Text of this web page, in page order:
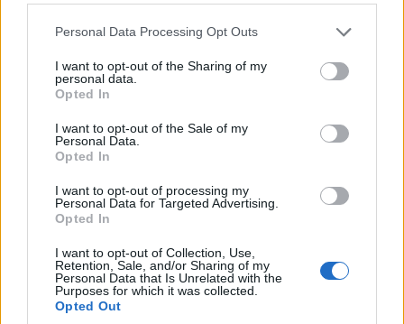
Please note that this website/app uses one or more Google
not limited to your visit or usage behaviour. You may click to
grant or deny consent to Google and its third-party tags to
use your data for below specified purposes in below Google
consent section.
Personal Data Processing Opt Outs
I want to opt-out of the Sharing of my
personal data.
Opted In
I want to opt-out of the Sale of my
Personal Data.
Opted In
I want to opt-out of processing my
Personal Data for Targeted Advertising.
Opted In
I want to opt-out of Collection, Use,
Retention, Sale, and/or Sharing of my
Personal Data that Is Unrelated with the
Purposes for which it was collected.
Opted Out
extrañas estructuras nevadas cuelgan de los
árboles, durante los meses de verano, la nieve se
derrite para revelar un paisaje exuberante y
prístino, donde las ciénagas alimentan la flora y
Hay algunas rutas de senderismo impresionantes
colinas son ideales para explorar la reserva de
matorrales de
las vistas del lagoKitkajärvison magníficas.
El parque es perfecto para caminar con raquetas